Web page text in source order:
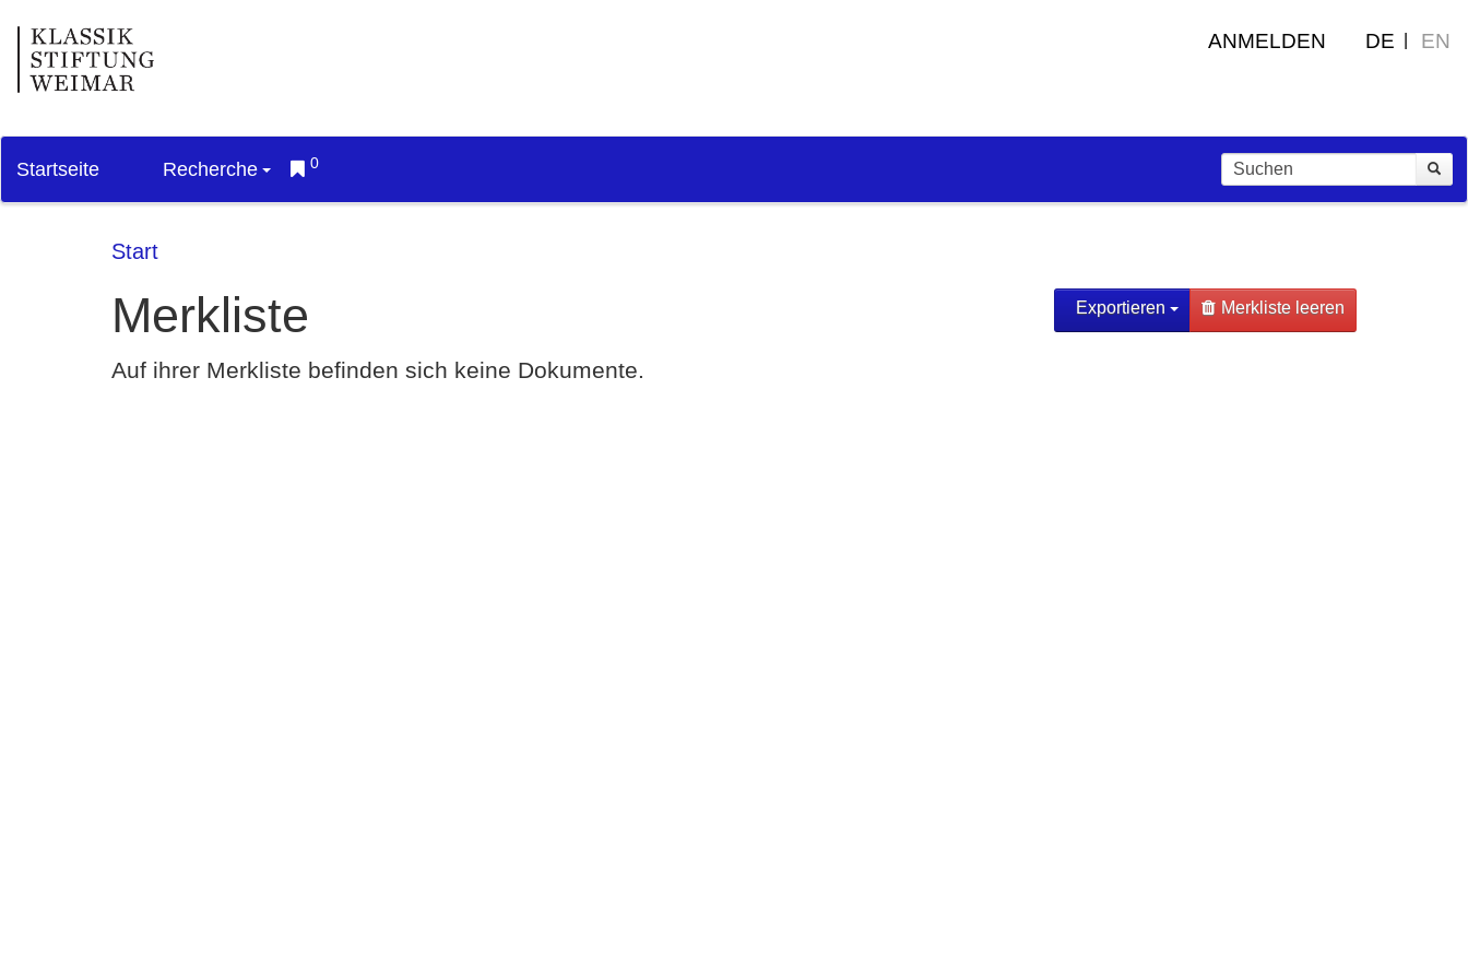
ANMELDEN DE EN
Startseite Recherche 0
Start
Exportieren Merkliste leeren
Merkliste
Auf ihrer Merkliste befinden sich keine Dokumente.